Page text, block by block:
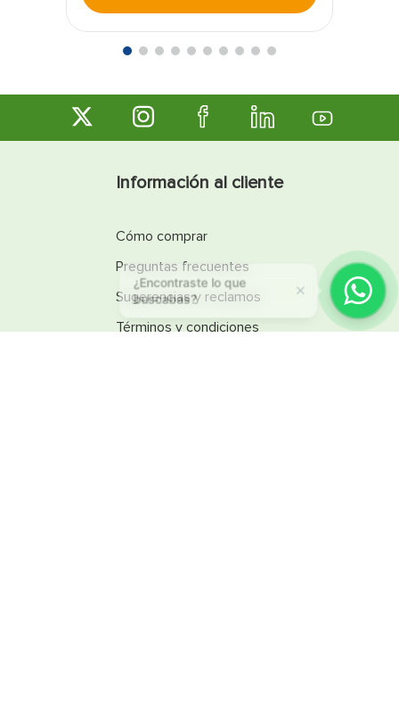
¿Encontraste lo que
buscabas?
Información al cliente
Cómo comprar
Preguntas frecuentes
Sugerencias y reclamos
Términos y condiciones